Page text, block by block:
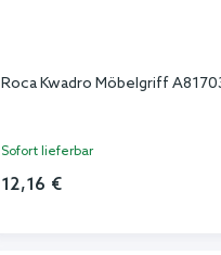
Roca Kwadro Möbelgriff
Sofort lieferbar
12,16 €